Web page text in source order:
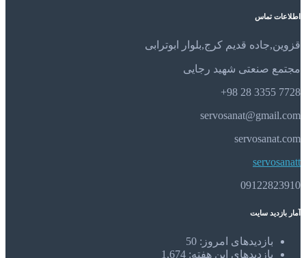
اطلاعات تماس
قزوین,جاده قدیم کرج,بلوار ابوترابی
مجتمع صنعتی شهید رجایی
7728 3355 28 98+
servosanat@gmail.com
servosanat.com
servosanatt
09122823910
آمار بازدید سایت
بازدیدهای امروز: 50
بازدیدهای این هفته: 1,674